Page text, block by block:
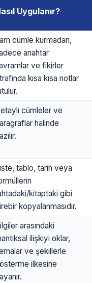
Uygulanır?
cümle kurmadan,
anahtar
ve fikirler
kısa kısa notlar
cümleler ve
halinde
tablo, tarih veya
kitaptaki gibi
kopyalanmasıdır.
arasındaki
ilişkiyi oklar,
ve şekillerle
ilkesine